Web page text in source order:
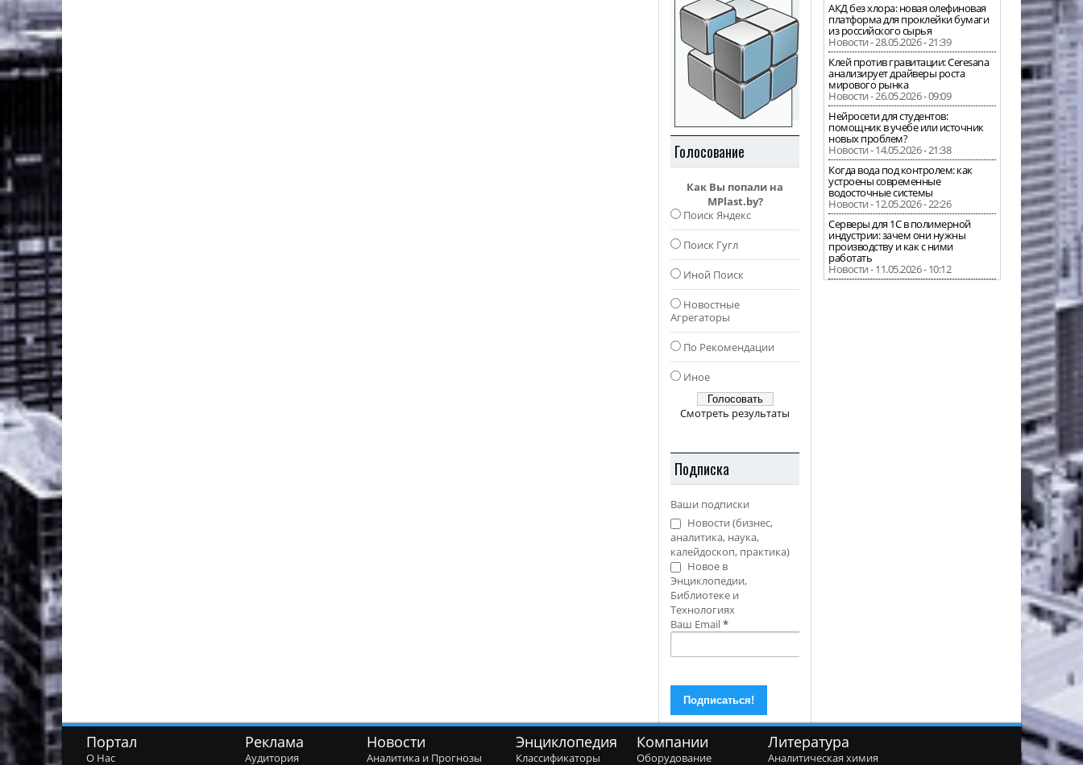
Голосование
Как Вы попали на
MPlast.by?
Поиск Яндекс
Поиск Гугл
Иной Поиск
Новостные
Агрегаторы
По Рекомендации
Иное
Смотреть результаты
Подписка
Ваши подписки
Новости (бизнес,
аналитика, наука,
калейдоскоп, практика)
Новое в
Энциклопедии,
Библиотеке и
Технологиях
Ваш Email*
АКД без хлора: новая олефиновая
платформа для проклейки бумаги
из российского сырья
Новости - 28.05.2026 - 21:39
Клей против гравитации: Ceresana
анализирует драйверы роста
мирового рынка
Новости - 26.05.2026 - 09:09
Нейросети для студентов:
помощник в учебе или источник
новых проблем?
Новости - 14.05.2026 - 21:38
Когда вода под контролем: как
устроены современные
водосточные системы
Новости - 12.05.2026 - 22:26
Серверы для 1С в полимерной
индустрии: зачем они нужны
производству и как с ними
работать
Новости - 11.05.2026 - 10:12
Портал
О Нас
Реклама
Аудитория
Новости
Аналитика и Прогнозы
Энциклопедия
Классификаторы
Компании
Оборудование
Литература
Аналитическая химия